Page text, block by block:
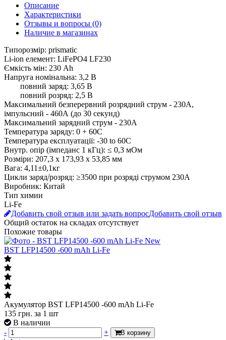
Описание
Характеристики
Отзывы и вопросы (0)
Наличие в магазинах
Типорозмір: prismatic
Li-ion елемент: LiFePO4 LF230
Ємкість мін: 230 Ah
Напруга номінальна: 3,2 В
повний заряд: 3,65 В
повний розряд: 2,5 В
Максимальний безперервний розрядний струм - 230А,
імпульсний - 460А (до 30 секунд)
Максимальний зарядний струм - 230А
Температура заряду: 0 + 60C
Температура експлуатації: -30 to 60C
Внутр. опір (імпеданс 1 кГц): ≤ 0,3 мОм
Розміри: 207,3 х 173,93 х 53,85 мм
Вага: 4,11±0,1кг
Цикли заряд/розряд: ≥3500 при розряді струмом 230А
Виробник: Китай
Тип химии
Li-Fe
Добавить свой отзыв или задать вопросДобавить свой отзыв
Общий остаток на складах отсутствует
Похожие товары
New
BST LFP14500 -600 mAh Li-Fe
Акумулятор BST LFP14500 -600 mAh Li-Fe
135 грн. за 1 шт
В наличии
-
+ В корзину